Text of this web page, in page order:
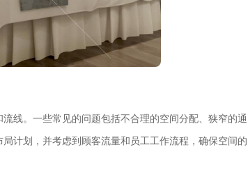
线。一些常见的问题包括不合理的空间分配、狭窄的通
计划，并考虑到顾客流量和员工工作流程，确保空间的